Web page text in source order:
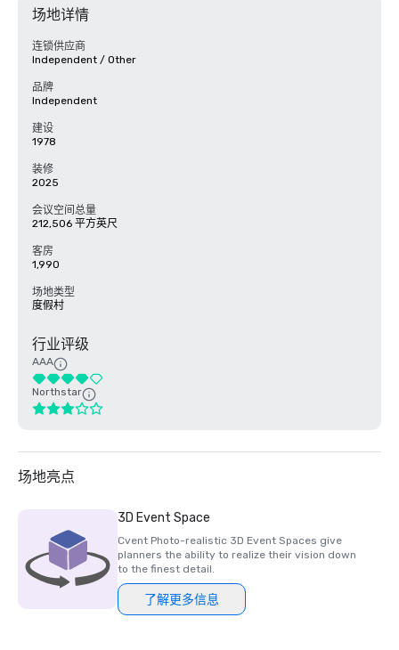
场地详情
连锁供应商
Independent / Other
品牌
Independent
建设
1978
装修
2025
会议空间总量
212,506 平方英尺
客房
1,990
场地类型
度假村
行业评级
AAA
Northstar
场地亮点
3D Event Space
Cvent Photo-realistic 3D Event Spaces give
planners the ability to realize their vision down
to the finest detail.
了解更多信息